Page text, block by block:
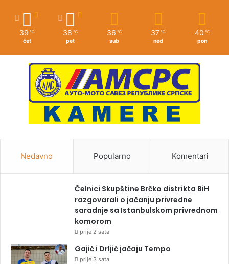
39 ℃
čet
38 ℃
pet
36 ℃
sub
37 ℃
ned
40 ℃
pon
Nedavno Popularno Komentari
Čelnici Skupštine Brčko distrikta BiH
razgovarali o jačanju privredne
saradnje sa Istanbulskom privrednom
komorom
prije 2 sata
Gajić i Drljić jačaju Tempo
prije 3 sata